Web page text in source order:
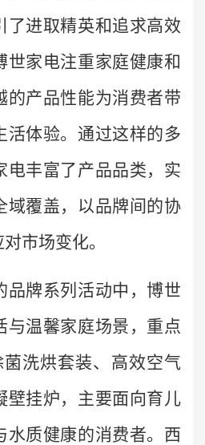
了进取精英和追求高效
世家电注重家庭健康和
的产品性能为消费者带
活体验。通过这样的多
电丰富了产品品类，实
域覆盖，以品牌间的协
市场变化。
品牌系列活动中，博世
与温馨家庭场景，重点
菌洗烘套装、高效空气
壁挂炉，主要面向育儿
水质健康的消费者。西